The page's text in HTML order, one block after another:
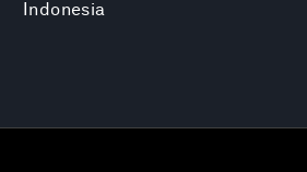
Indonesia